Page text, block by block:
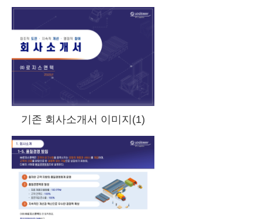
기존 회사소개서 이미지(1)